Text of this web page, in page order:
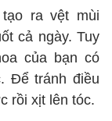
ra vệt mùi
cả ngày. Tuy
của bạn có
Để tránh điều
rồi xịt lên tóc.